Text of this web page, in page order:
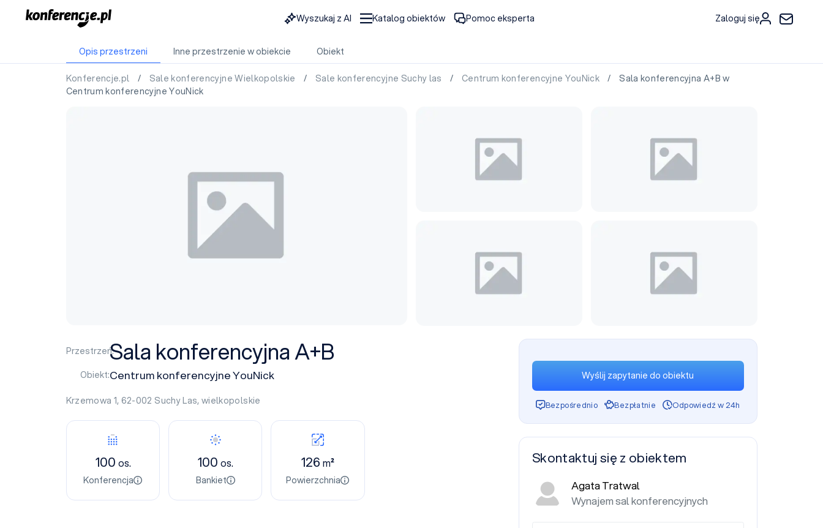
Wyszukaj z AI Katalog obiektów Pomoc eksperta Zaloguj się
Opis przestrzeni Inne przestrzenie w obiekcie Obiekt
Konferencje.pl / Sale konferencyjne Wielkopolskie / Sale konferencyjne Suchy las / Centrum konferencyjne YouNick
/ Sala konferencyjna A+B w
Centrum konferencyjne YouNick
Przestrzeń:Sala konferencyjna A+B
Obiekt:Centrum konferencyjne YouNick
Krzemowa 1, 62-002 Suchy Las,wielkopolskie
100 os.
Konferencja
100os.
Bankiet
126m²
Powierzchnia
Wyślij zapytanie do obiektu
Bezpośrednio Bezpłatnie Odpowiedź w 24h
Skontaktuj się z obiektem
Agata Tratwal
Wynajem sal konferencyjnych